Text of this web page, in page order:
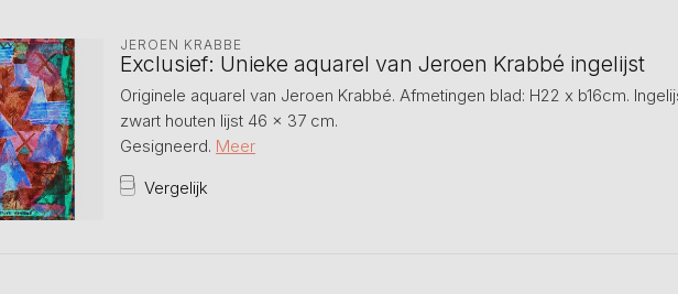
JEROEN KRABBÉ
Exclusief: Unieke aquarel van Jeroen Krabbé ingelijst
Originele aquarel van Jeroen Krabbé. Afmetingen blad: H22 x b16cm.
zwart houten lijst 46 x 37 cm.
Gesigneerd. Meer
Vergelijk